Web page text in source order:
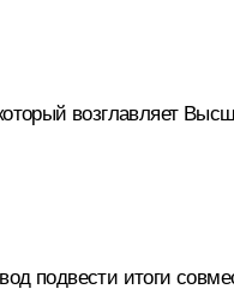
возглавляет
подвести итоги